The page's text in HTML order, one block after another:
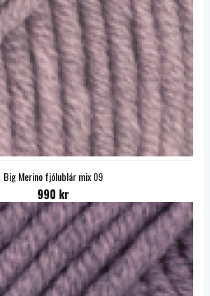
Big Merino fjólublár mix 09
990 kr